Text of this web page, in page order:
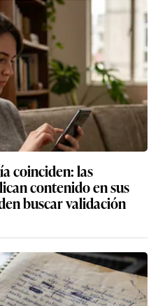
coinciden: las
contenido en sus
buscar validación